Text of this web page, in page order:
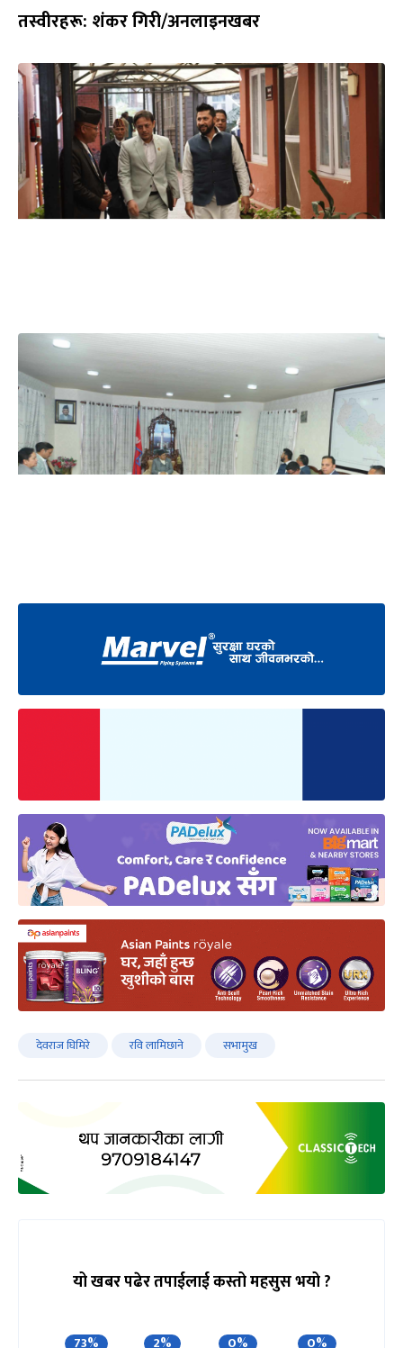
तस्वीरहरू: शंकर गिरी/अनलाइनखबर
देवराज घिमिरे रवि लामिछाने सभामुख
यो खबर पढेर तपाईलाई कस्तो महसुस भयो ?
73% 2% 0% 0%